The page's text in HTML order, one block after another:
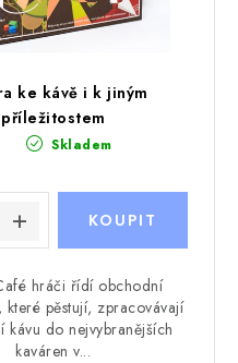
ke kávě i k jiným
příležitostem
Skladem
hráči řídí obchodní
které pěstují, zpracovávají
kávu do nejvybranějších
kaváren v...